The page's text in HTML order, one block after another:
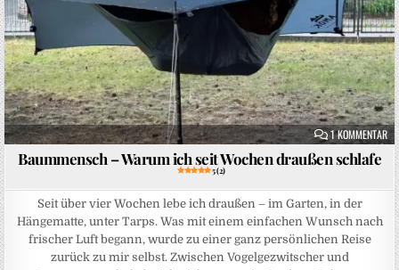
1 KOMMENTAR
Baummensch – Warum ich seit Wochen draußen schlafe
5 (2)
Seit über vier Wochen lebe ich draußen – im Garten, in der
Hängematte, unter Tarps. Was mit einem einfachen Wunsch nach
frischer Luft begann, wurde zu einer ganz persönlichen Reise
zurück zu mir selbst. Zwischen Vogelgezwitscher und